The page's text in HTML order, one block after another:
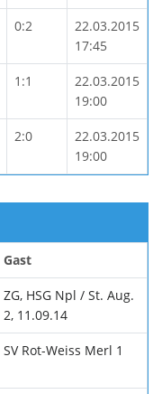
0:2
22.03.2015
17:45
1:1
22.03.2015
19:00
2:0
22.03.2015
19:00
Gast
ZG, HSG Npl / St. Aug.
2, 11.09.14
SV Rot-Weiss Merl 1